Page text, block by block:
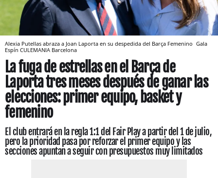
Alexia Putellas abraza a Joan Laporta en su despedida del Barça Femenino Gala
Espín CULEMANIA Barcelona
La fuga de estrellas en el Barça de
Laporta tres meses después de ganar las
elecciones: primer equipo, basket y
femenino
El club entrará en la regla 1:1 del Fair Play a partir del 1 de julio,
pero la prioridad pasa por reforzar el primer equipo y las
secciones apuntan a seguir con presupuestos muy limitados